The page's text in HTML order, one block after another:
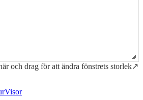
och drag för att ändra fönstrets storlek↗
Visor